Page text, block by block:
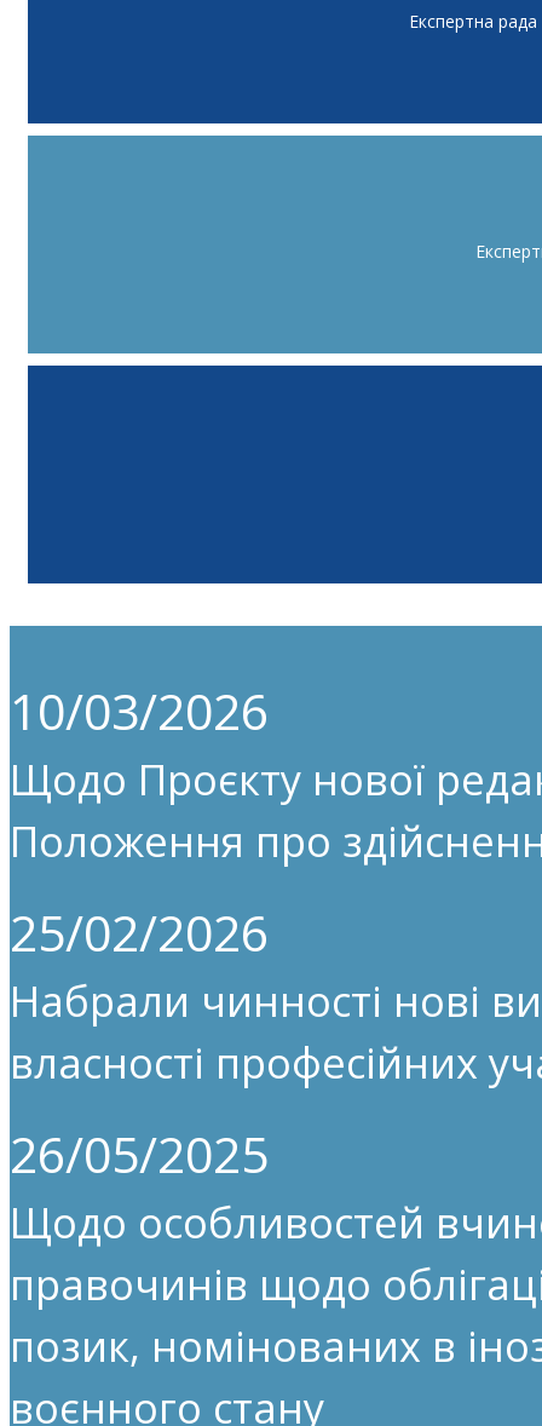
Експертна
10/03/2026
Щодо Проєкту нової
Положення про
25/02/2026
Набрали чинності нові
власності професійних
26/05/2025
Щодо особливостей
правочинів щодо
позик, номінованих в
воєнного стану